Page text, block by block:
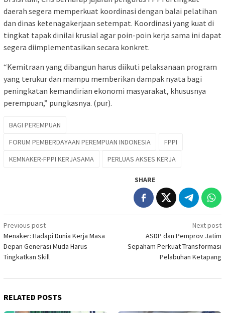
daerah segera memperkuat koordinasi dengan balai pelatihan
dan dinas ketenagakerjaan setempat. Koordinasi yang kuat di
tingkat tapak dinilai krusial agar poin-poin kerja sama ini dapat
segera diimplementasikan secara konkret.
“Kemitraan yang dibangun harus diikuti pelaksanaan program
yang terukur dan mampu memberikan dampak nyata bagi
peningkatan kemandirian ekonomi masyarakat, khususnya
perempuan,” pungkasnya. (pur).
BAGI PEREMPUAN
FORUM PEMBERDAYAAN PEREMPUAN INDONESIA
FPPI
KEMNAKER-FPPI KERJASAMA
PERLUAS AKSES KERJA
SHARE
Post
navigation
Previous post
Menaker: Hadapi Dunia Kerja Masa
Depan Generasi Muda Harus
Tingkatkan Skill
Next post
ASDP dan Pemprov Jatim
Sepaham Perkuat Transformasi
Pelabuhan Ketapang
RELATED POSTS